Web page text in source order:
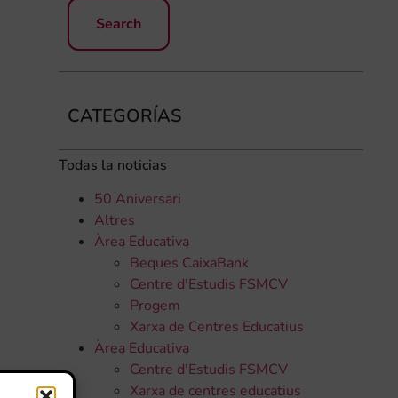
CATEGORÍAS
Todas la noticias
50 Aniversari
Altres
Àrea Educativa
Beques CaixaBank
Centre d'Estudis FSMCV
Progem
Xarxa de Centres Educatius
Àrea Educativa
Centre d'Estudis FSMCV
Xarxa de centres educatius